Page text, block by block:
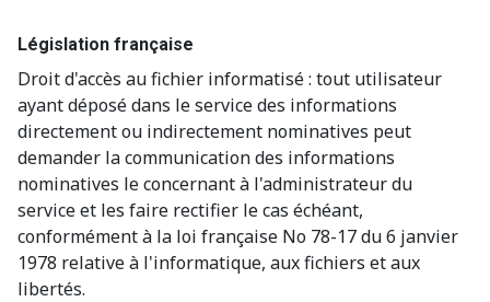
Législation française
Droit d'accès au fichier informatisé : tout utilisateur
ayant déposé dans le service des informations
directement ou indirectement nominatives peut
demander la communication des informations
nominatives le concernant à l'administrateur du
service et les faire rectifier le cas échéant,
conformément à la loi française No 78-17 du 6 janvier
1978 relative à l'informatique, aux fichiers et aux
libertés.